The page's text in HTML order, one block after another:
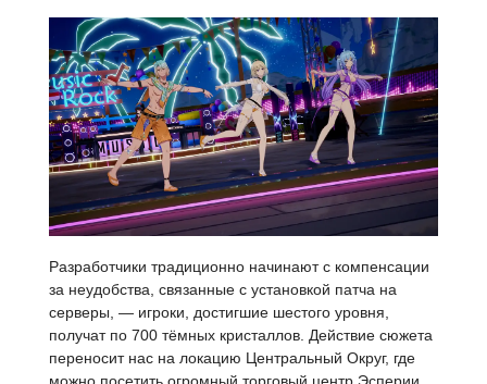
Разработчики традиционно начинают с компенсации
за неудобства, связанные с установкой патча на
серверы, — игроки, достигшие шестого уровня,
получат по 700 тёмных кристаллов. Действие сюжета
переносит нас на локацию Центральный Округ, где